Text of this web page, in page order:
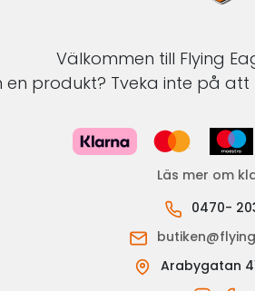
Välkommen till Flying
produkt? Tveka inte på
Läs mer om
0470-
Arabygatan